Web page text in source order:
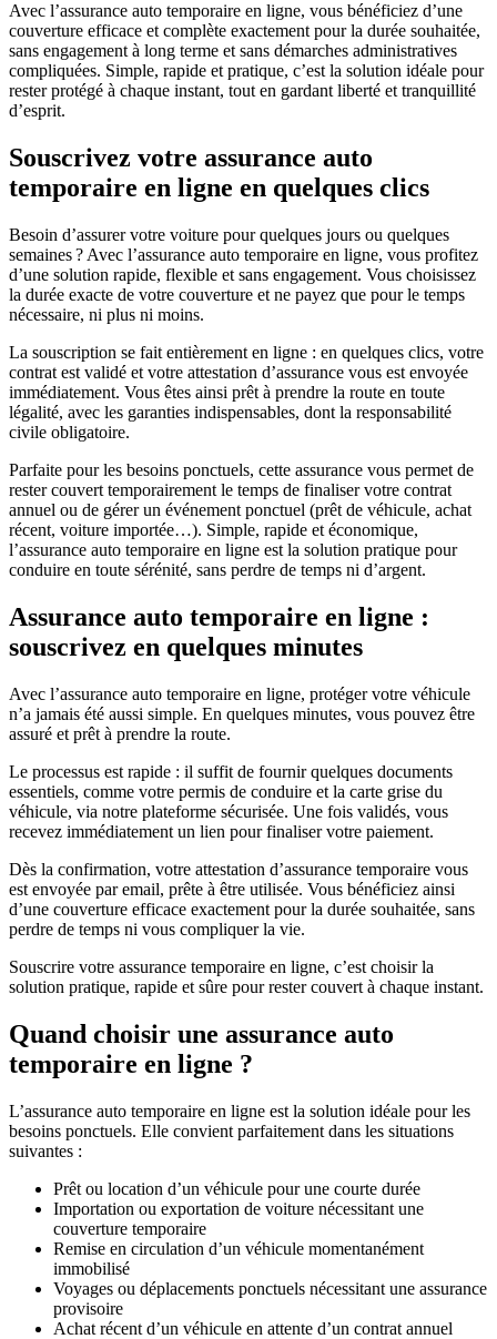
Avec l’assurance auto temporaire en ligne, vous bénéficiez d’une
couverture efficace et complète exactement pour la durée souhaitée,
sans engagement à long terme et sans démarches administratives
compliquées. Simple, rapide et pratique, c’est la solution idéale pour
rester protégé à chaque instant, tout en gardant liberté et tranquillité
d’esprit.
Souscrivez votre assurance auto
temporaire en ligne en quelques clics
Besoin d’assurer votre voiture pour quelques jours ou quelques
semaines ? Avec l’assurance auto temporaire en ligne, vous profitez
d’une solution rapide, flexible et sans engagement. Vous choisissez
la durée exacte de votre couverture et ne payez que pour le temps
nécessaire, ni plus ni moins.
La souscription se fait entièrement en ligne : en quelques clics, votre
contrat est validé et votre attestation d’assurance vous est envoyée
immédiatement. Vous êtes ainsi prêt à prendre la route en toute
légalité, avec les garanties indispensables, dont la responsabilité
civile obligatoire.
Parfaite pour les besoins ponctuels, cette assurance vous permet de
rester couvert temporairement le temps de finaliser votre contrat
annuel ou de gérer un événement ponctuel (prêt de véhicule, achat
récent, voiture importée…). Simple, rapide et économique,
l’assurance auto temporaire en ligne est la solution pratique pour
conduire en toute sérénité, sans perdre de temps ni d’argent.
Assurance auto temporaire en ligne :
souscrivez en quelques minutes
Avec l’assurance auto temporaire en ligne, protéger votre véhicule
n’a jamais été aussi simple. En quelques minutes, vous pouvez être
assuré et prêt à prendre la route.
Le processus est rapide : il suffit de fournir quelques documents
essentiels, comme votre permis de conduire et la carte grise du
véhicule, via notre plateforme sécurisée. Une fois validés, vous
recevez immédiatement un lien pour finaliser votre paiement.
Dès la confirmation, votre attestation d’assurance temporaire vous
est envoyée par email, prête à être utilisée. Vous bénéficiez ainsi
d’une couverture efficace exactement pour la durée souhaitée, sans
perdre de temps ni vous compliquer la vie.
Souscrire votre assurance temporaire en ligne, c’est choisir la
solution pratique, rapide et sûre pour rester couvert à chaque instant.
Quand choisir une assurance auto
temporaire en ligne ?
L’assurance auto temporaire en ligne est la solution idéale pour les
besoins ponctuels. Elle convient parfaitement dans les situations
suivantes :
Prêt ou location d’un véhicule pour une courte durée
Importation ou exportation de voiture nécessitant une
couverture temporaire
Remise en circulation d’un véhicule momentanément
immobilisé
Voyages ou déplacements ponctuels nécessitant une assurance
provisoire
Achat récent d’un véhicule en attente d’un contrat annuel